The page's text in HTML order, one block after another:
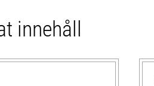
innehåll